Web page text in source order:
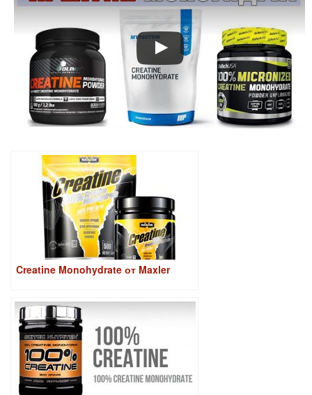
Creatine Monohydrate от Maxler